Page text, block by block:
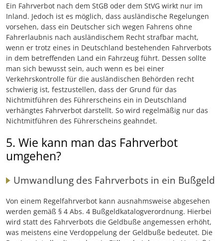
Ein Fahrverbot nach dem StGB oder dem StVG wirkt nur im
Inland. Jedoch ist es möglich, dass ausländische Regelungen
vorsehen, dass ein Deutscher sich wegen Fahrens ohne
Fahrerlaubnis nach ausländischem Recht strafbar macht,
wenn er trotz eines in Deutschland bestehenden Fahrverbots
in dem betreffenden Land ein Fahrzeug führt. Dessen sollte
man sich bewusst sein, auch wenn es bei einer
Verkehrskontrolle für die ausländischen Behörden recht
schwierig ist, festzustellen, dass der Grund für das
Nichtmitführen des Führerscheins ein in Deutschland
verhängtes Fahrverbot darstellt. So wird regelmäßig nur das
Nichtmitführen des Führerscheins geahndet.
5. Wie kann man das Fahrverbot
umgehen?
Umwandlung des Fahrverbots in ein Bußgeld
Von einem Regelfahrverbot kann ausnahmsweise abgesehen
werden gemäß § 4 Abs. 4 Bußgeldkatalogverordnung. Hierbei
wird statt des Fahrverbots die Geldbuße angemessen erhöht,
was meistens eine Verdoppelung der Geldbuße bedeutet. Die